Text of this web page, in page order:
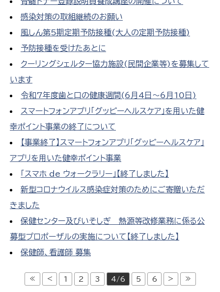
感染対策の取組継続のお願い
風しん第5期定期予防接種(大人の定期予防接種)
予防接種を受けたあとに
クーリングシェルター協力施設(民間企業等)を募集して
います
令和7年度歯と口の健康週間(6月4日～6月10日)
スマートフォンアプリ「グッピーヘルスケア」を用いた健
幸ポイント事業の終了について
【事業終了】スマートフォンアプリ「グッピーヘルスケア」
アプリを用いた健幸ポイント事業
「スマホ de ウォークラリー」【終了しました】
新型コロナウイルス感染症対策のためにご寄贈いただ
きました
保健センター及びいそしぎ 熱源等改修業務に係る公
募型プロポーザルの実施について【終了しました】
保健師、看護師 募集
≪ < 1 2 3 4/6 5 6 > ≫